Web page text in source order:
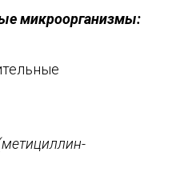
микроорганизмы: